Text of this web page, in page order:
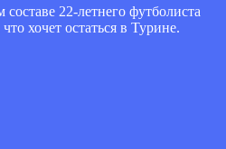
22-летнего футболиста
хочет остаться в Турине.